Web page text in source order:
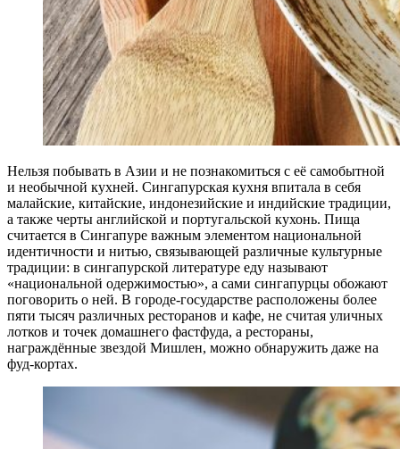
Нельзя побывать в Азии и не познакомиться с её самобытной
и необычной кухней. Сингапурская кухня впитала в себя
малайские, китайские, индонезийские и индийские традиции,
а также черты английской и португальской кухонь. Пища
считается в Сингапуре важным элементом национальной
идентичности и нитью, связывающей различные культурные
традиции: в сингапурской литературе еду называют
«национальной одержимостью», а сами сингапурцы обожают
поговорить о ней. В городе-государстве расположены более
пяти тысяч различных ресторанов и кафе, не считая уличных
лотков и точек домашнего фастфуда, а рестораны,
награждённые звездой Мишлен, можно обнаружить даже на
фуд-кортах.